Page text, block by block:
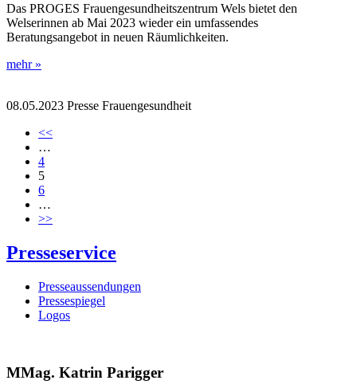
Das PROGES Frauengesundheitszentrum Wels bietet den
Welserinnen ab Mai 2023 wieder ein umfassendes
Beratungsangebot in neuen Räumlichkeiten.
mehr »
08.05.2023 Presse Frauengesundheit
<<
…
4
5
6
…
>>
Presseservice
Presseaussendungen
Pressespiegel
Logos
MMag. Katrin Parigger